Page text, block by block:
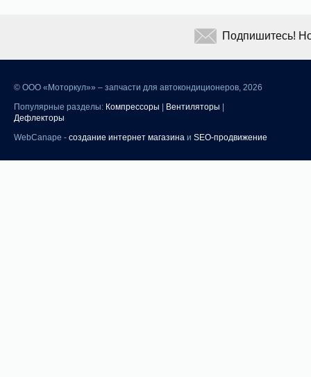
© ООО «Моторкул»» – запчасти для автокондиционеров, 2026
Популярные разделы: Компрессоры Вентиляторы
Дефлекторы
WebCanape - создание интернет магазина и SEO-продвижение
Подпишитесь!